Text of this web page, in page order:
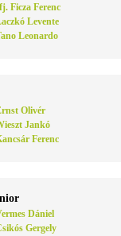
Ficza Ferenc
Levente
Leonardo
Olivér
Jankó
Ferenc
Dániel
Gergely